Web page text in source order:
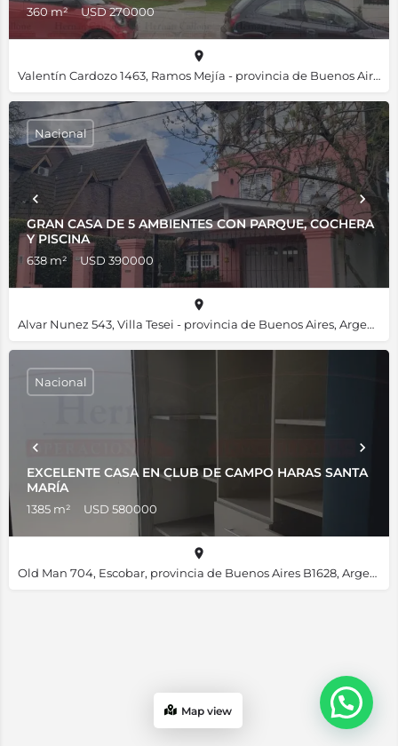
360 m² USD 270000
Valentín Cardozo 1463, Ramos Mejía - provincia de Buenos Aires, B1704, Argentina, -34.65552, -58.55102
GRAN CASA DE 5 AMBIENTES CON PARQUE, COCHERA
Y PISCINA
638 m² USD 390000
Nacional
Alvar Nunez 543, Villa Tesei - provincia de Buenos Aires, Argentina, -34.60737, -58.63403
EXCELENTE CASA EN CLUB DE CAMPO HARAS SANTA
MARÍA
1385 m² USD 580000
Nacional
Old Man 704, Escobar, provincia de Buenos Aires B1628, Argentina, -34.34373, -58.85040
Map view